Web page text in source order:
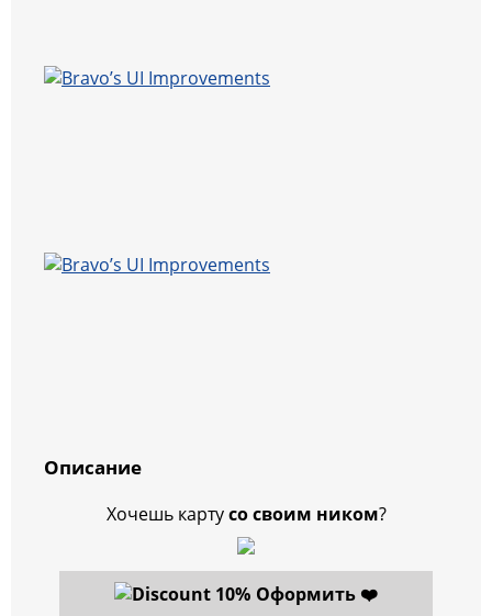
Описание
Хочешь картусо своим ником?
Оформить ❤️